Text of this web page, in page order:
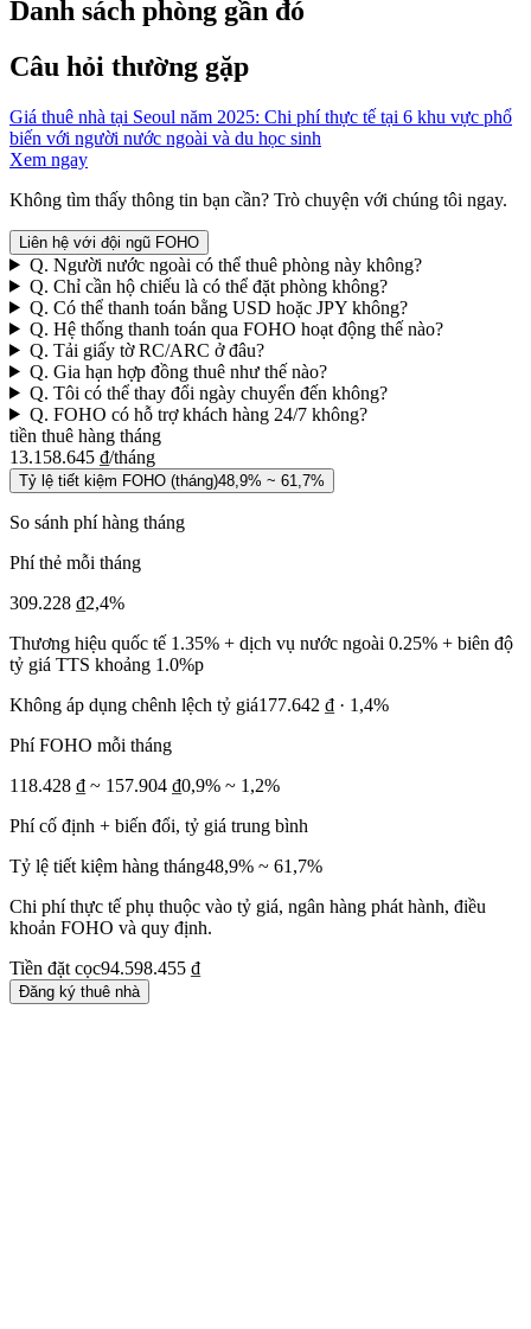
Danh sách phòng gần đó
Câu hỏi thường gặp
Giá thuê nhà tại Seoul năm 2025: Chi phí thực tế tại 6 khu vực phổ
biến với người nước ngoài và du học sinh
Xem ngay
Không tìm thấy thông tin bạn cần? Trò chuyện với chúng tôi ngay.
Liên hệ với đội ngũ FOHO
Q. Người nước ngoài có thể thuê phòng này không?
Q. Chỉ cần hộ chiếu là có thể đặt phòng không?
Q. Có thể thanh toán bằng USD hoặc JPY không?
Q. Hệ thống thanh toán qua FOHO hoạt động thế nào?
Q. Tải giấy tờ RC/ARC ở đâu?
Q. Gia hạn hợp đồng thuê như thế nào?
Q. Tôi có thể thay đổi ngày chuyển đến không?
Q. FOHO có hỗ trợ khách hàng 24/7 không?
tiền thuê hàng tháng
13.158.645 ₫/tháng
Tỷ lệ tiết kiệm FOHO (tháng)48,9% ~ 61,7%
So sánh phí hàng tháng
Phí thẻ mỗi tháng
309.228 ₫2,4%
Thương hiệu quốc tế 1.35% + dịch vụ nước ngoài 0.25% + biên độ
tỷ giá TTS khoảng 1.0%p
Không áp dụng chênh lệch tỷ giá177.642 ₫ · 1,4%
Phí FOHO mỗi tháng
118.428 ₫ ~ 157.904 ₫0,9% ~ 1,2%
Phí cố định + biến đổi, tỷ giá trung bình
Tỷ lệ tiết kiệm hàng tháng48,9% ~ 61,7%
Chi phí thực tế phụ thuộc vào tỷ giá, ngân hàng phát hành, điều
khoản FOHO và quy định.
Tiền đặt cọc94.598.455 ₫
Đăng ký thuê nhà